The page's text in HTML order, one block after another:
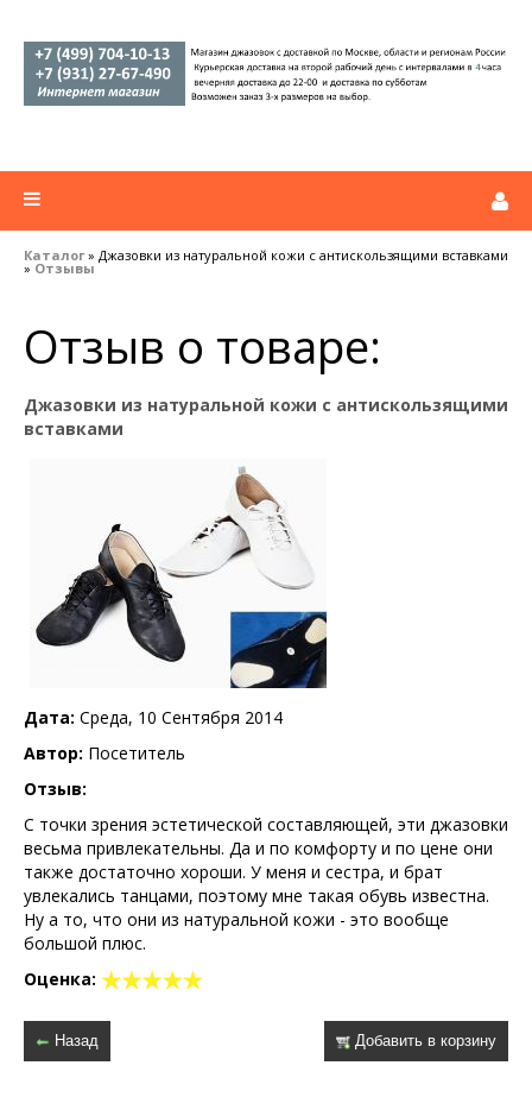
Каталог » Джазовки из натуральной кожи с антискользящими вставками
» Отзывы
Отзыв о товаре:
Джазовки из натуральной кожи с антискользящими
вставками
Дата: Среда, 10 Сентября 2014
Автор: Посетитель
Отзыв:
С точки зрения эстетической составляющей, эти джазовки
весьма привлекательны. Да и по комфорту и по цене они
также достаточно хороши. У меня и сестра, и брат
увлекались танцами, поэтому мне такая обувь известна.
Ну а то, что они из натуральной кожи - это вообще
большой плюс.
Оценка:
Добавить в корзину
Назад